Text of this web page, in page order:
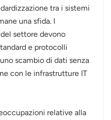
tra i sistemi
una sfida. I
settore devono
e protocolli
scambio di dati senza
con le infrastrutture IT
relative alla